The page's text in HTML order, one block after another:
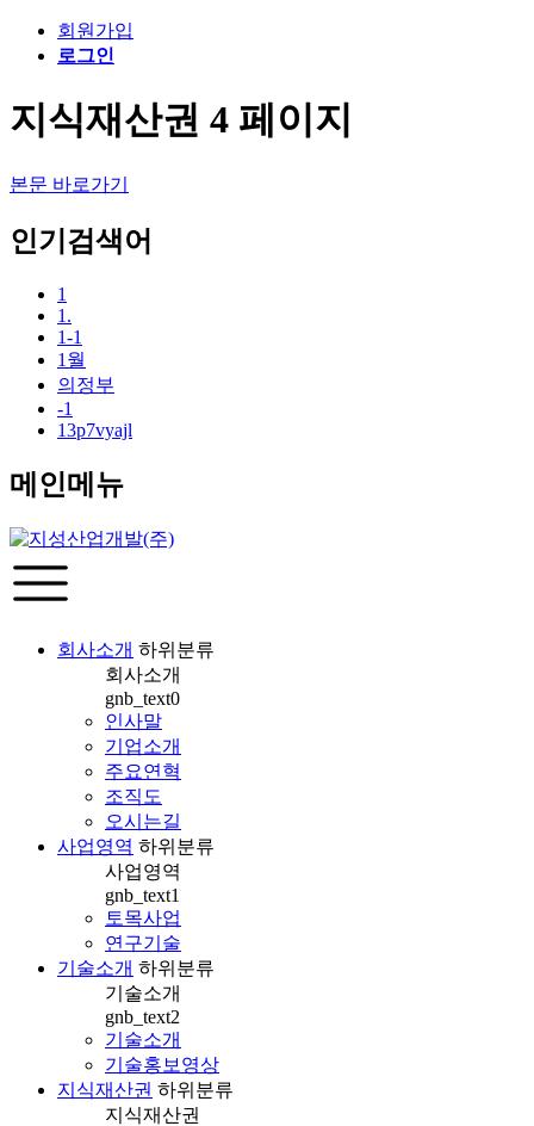
회원가입
로그인
지식재산권 4 페이지
본문 바로가기
인기검색어
1
1.
1-1
1월
의정부
-1
13p7vyajl
메인메뉴
회사소개 하위분류
회사소개
gnb_text0
인사말
기업소개
주요연혁
조직도
오시는길
사업영역 하위분류
사업영역
gnb_text1
토목사업
연구기술
기술소개 하위분류
기술소개
gnb_text2
기술소개
기술홍보영상
지식재산권 하위분류
지식재산권